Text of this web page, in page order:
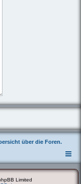
über die Foren.
Limited